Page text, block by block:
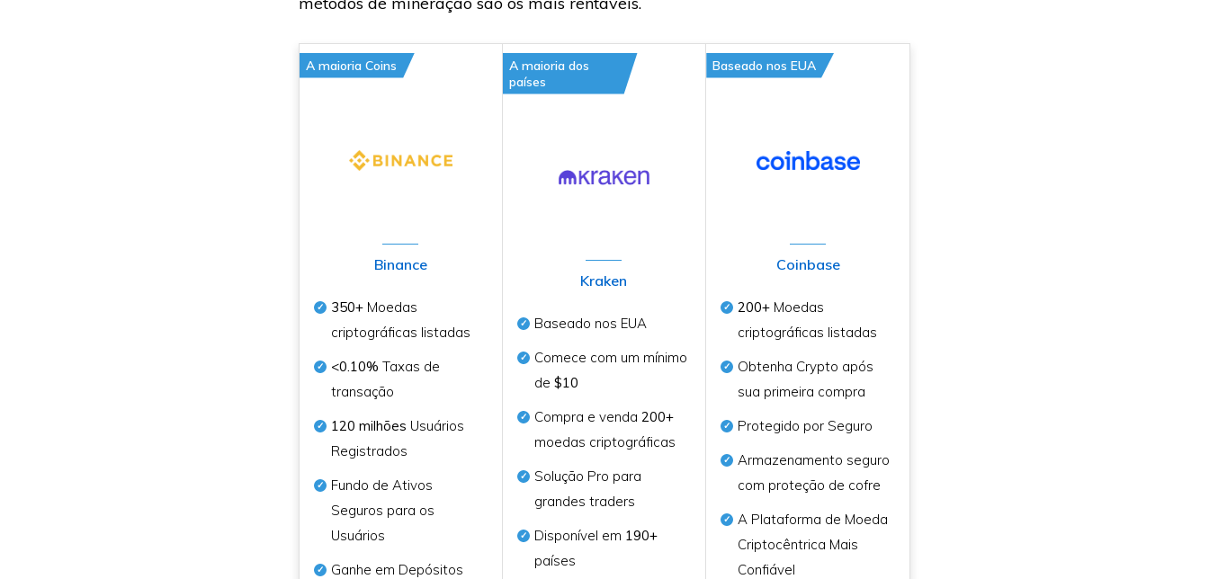
A maioria Coins
Binance
350+ Moedas
criptográficas listadas
<0.10% Taxas de
transação
120 milhões Usuários
Registrados
Fundo de Ativos
Seguros para os
Usuários
Ganhe em Depósitos
A maioria dos
países
Kraken
Baseado nos EUA
Comece com um mínimo
de $10
Compra e venda 200+
moedas criptográficas
Solução Pro para
grandes traders
Disponível em 190+
países
Baseado nos EUA
Coinbase
200+ Moedas
criptográficas listadas
Obtenha Crypto após
sua primeira compra
Protegido por Seguro
Armazenamento seguro
com proteção de cofre
A Plataforma de Moeda
Criptocêntrica Mais
Confiável